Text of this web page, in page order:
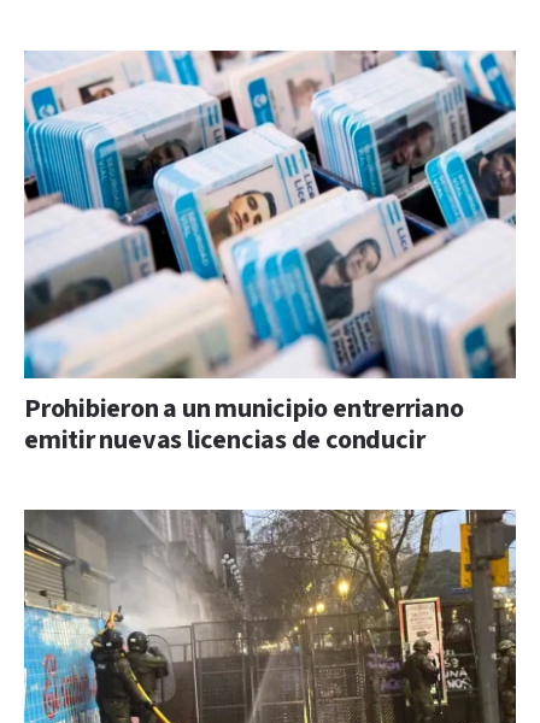
Prohibieron a un municipio entrerriano
emitir nuevas licencias de conducir